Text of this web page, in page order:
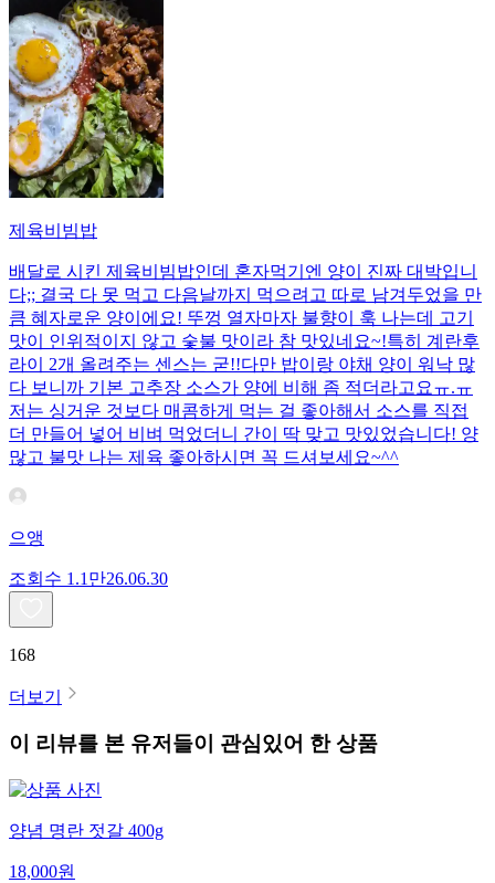
제육비빔밥
배달로 시킨 제육비빔밥인데 혼자먹기엔 양이 진짜 대박입니
다;; 결국 다 못 먹고 다음날까지 먹으려고 따로 남겨두었을 만
큼 혜자로운 양이에요! 뚜껑 열자마자 불향이 훅 나는데 고기
맛이 인위적이지 않고 숯불 맛이라 참 맛있네요~!특히 계란후
라이 2개 올려주는 센스는 굳!! ​다만 밥이랑 야채 양이 워낙 많
다 보니까 기본 고추장 소스가 양에 비해 좀 적더라고요ㅠ.ㅠ
저는 싱거운 것보다 매콤하게 먹는 걸 좋아해서 소스를 직접
더 만들어 넣어 비벼 먹었더니 간이 딱 맞고 맛있었습니다! 양
많고 불맛 나는 제육 좋아하시면 꼭 드셔보세요~^^
으앵
조회수 1.1만26.06.30
168
더보기
이 리뷰를 본 유저들이 관심있어 한 상품
양념 명란 젓갈 400g
18,000원